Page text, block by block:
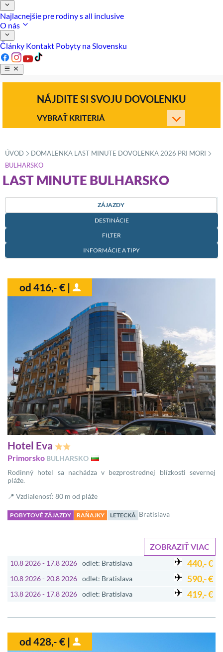
Najlacnejšie pre rodiny s all inclusive
O nás
Články Kontakt Pobyty na Slovensku
NÁJDITE SI SVOJU DOVOLENKU
VYBRAŤ KRITERIÁ
ÚVOD »
DOMALENKA LAST MINUTE DOVOLENKA 2026 PRI MORI
BULHARSKO
LAST MINUTE BULHARSKO
ZÁJAZDY
DESTINÁCIE
FILTER
INFORMÁCIE A TIPY
od 416,- € |
Hotel Eva
Primorsko BULHARSKO
Rodinný hotel sa nachádza v bezprostrednej blízkosti severnej
pláže.
📍 Vzdialenosť: 80 m od pláže
POBYTOVÉ ZÁJAZDY RAŇAJKY LETECKÁ Bratislava
ZOBRAZIŤ VIAC
10.8 2026 - 17.8 2026 odlet: Bratislava 440,- €
10.8 2026 - 20.8 2026 odlet: Bratislava 590,- €
13.8 2026 - 17.8 2026 odlet: Bratislava 419,- €
od 428,- € |